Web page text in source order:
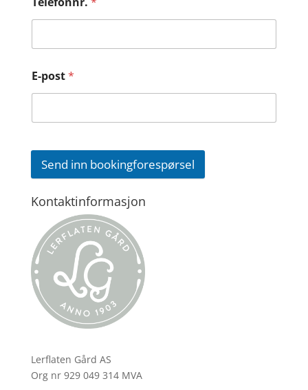
E-post*
Send inn bookingforespørsel
Kontaktinformasjon
Lerflaten Gård AS
Org nr 929 049 314 MVA